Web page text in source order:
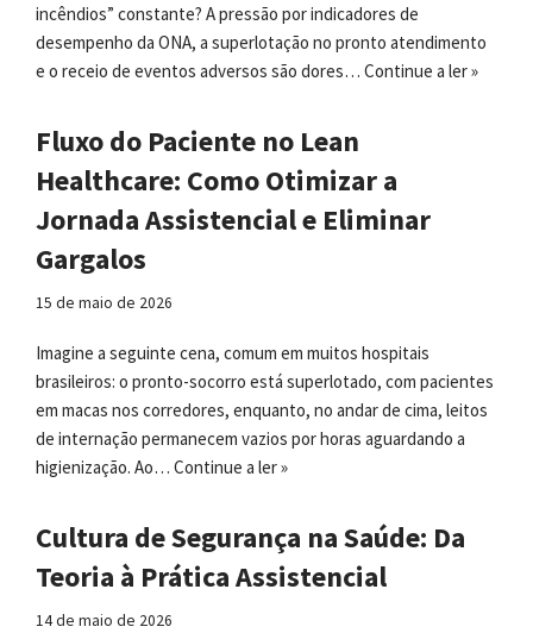
incêndios” constante? A pressão por indicadores de
desempenho da ONA, a superlotação no pronto atendimento
e o receio de eventos adversos são dores… Continue a ler »
Fluxo do Paciente no Lean
Healthcare: Como Otimizar a
Jornada Assistencial e Eliminar
Gargalos
15 de maio de 2026
Imagine a seguinte cena, comum em muitos hospitais
brasileiros: o pronto-socorro está superlotado, com pacientes
em macas nos corredores, enquanto, no andar de cima, leitos
de internação permanecem vazios por horas aguardando a
higienização. Ao… Continue a ler »
Cultura de Segurança na Saúde: Da
Teoria à Prática Assistencial
14 de maio de 2026